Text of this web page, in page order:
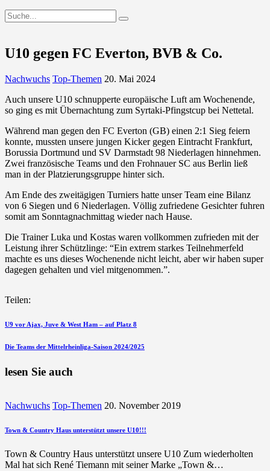
U10 gegen FC Everton, BVB & Co.
Nachwuchs Top-Themen 20. Mai 2024
Auch unsere U10 schnupperte europäische Luft am Wochenende,
so ging es mit Übernachtung zum Syrtaki-Pfingstcup bei Nettetal.
Während man gegen den FC Everton (GB) einen 2:1 Sieg feiern
konnte, mussten unsere jungen Kicker gegen Eintracht Frankfurt,
Borussia Dortmund und SV Darmstadt 98 Niederlagen hinnehmen.
Zwei französische Teams und den Frohnauer SC aus Berlin ließ
man in der Platzierungsgruppe hinter sich.
Am Ende des zweitägigen Turniers hatte unser Team eine Bilanz
von 6 Siegen und 6 Niederlagen. Völlig zufriedene Gesichter fuhren
somit am Sonntagnachmittag wieder nach Hause.
Die Trainer Luka und Kostas waren vollkommen zufrieden mit der
Leistung ihrer Schützlinge: “Ein extrem starkes Teilnehmerfeld
machte es uns dieses Wochenende nicht leicht, aber wir haben super
dagegen gehalten und viel mitgenommen.”.
Teilen:
Beitragsnavigation
vorherigen
U9 vor Ajax, Juve & West Ham – auf Platz 8
nächsten
Die Teams der Mittelrheinliga-Saison 2024/2025
lesen Sie auch
Nachwuchs Top-Themen 20. November 2019
Town & Country Haus unterstützt unsere U10!!!
Town & Country Haus unterstützt unsere U10 Zum wiederholten
Mal hat sich René Tiemann mit seiner Marke „Town &…